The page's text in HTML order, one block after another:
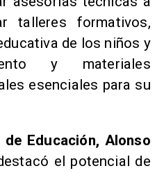
talleres formativos,
de los niños y
y materiales
esenciales para su
Educación, Alonso
el potencial de